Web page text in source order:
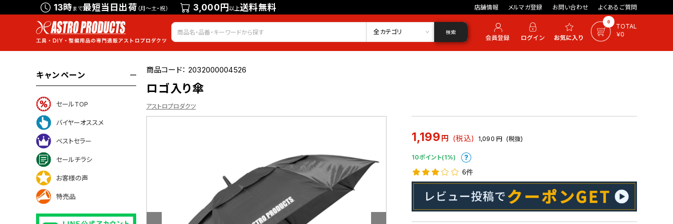
13時まで最短当日出荷 （月～土・祝） 3,000円以上送料無料 店舗情報 メルマガ登録 お問い合わせ よくあるご質問
会員登録 ログイン お気に入り 0
TOTAL
￥0
全カテゴリ 検索
キャンペーン
セールTOP
バイヤーオススメ
ベストセラー
セールチラシ
お客様の声
特売品
商品コード：2032000004526
ロゴ入り傘
アストロプロダクツ
1,199 円 (税込) 1,090 円 (税抜)
10ポイント(1%)
6件